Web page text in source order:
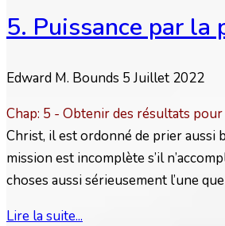
5. Puissance par la
Edward M. Bounds 5 Juillet 2022
Chap: 5 - Obtenir des résultats
Christ, il est ordonné de prier aussi
mission est incomplète s’il
choses aussi sérieusement l’une que
Lire la suite...